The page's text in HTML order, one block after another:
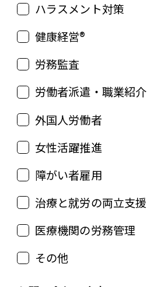
ハラスメント対策
健康経営®
労務監査
労働者派遣・職業紹介
外国人労働者
女性活躍推進
障がい者雇用
治療と就労の両立支援
医療機関の労務管理
その他